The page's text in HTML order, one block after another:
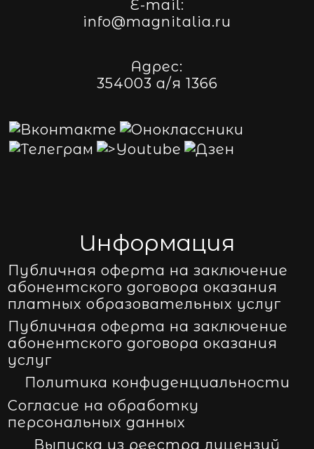
E-mail:
info@magnitalia.ru
Адрес:
354003 а/я 1366
Информация
Публичная оферта на заключение
абонентского договора оказания
платных образовательных услуг
Публичная оферта на заключение
абонентского договора оказания
услуг
Политика конфиденциальности
Согласие на обработку
персональных данных
Выписка из реестра лицензий